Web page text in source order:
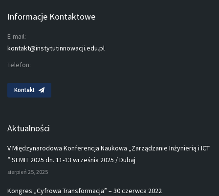
Informacje Kontaktowe
E-mail:
kontakt@instytutinnowacji.edu.pl
Telefon:
Kontakt
Aktualności
V Międzynarodowa Konferencja Naukowa „Zarządzanie Inżynierią i ICT
” SEMIT 2025 dn. 11-13 września 2025 / Dubaj
sierpień 25, 2025
Kongres „Cyfrowa Transformacja” – 30 czerwca 2022